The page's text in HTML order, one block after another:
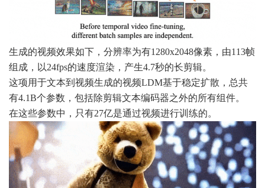
生成的视频效果如下，分辨率为有1280x2048像素，由113帧
组成，以24fps的速度渲染，产生4.7秒的长剪辑。
这项用于文本到视频生成的视频LDM基于稳定扩散，总共
有4.1B个参数，包括除剪辑文本编码器之外的所有组件。
在这些参数中，只有27亿是通过视频进行训练的。